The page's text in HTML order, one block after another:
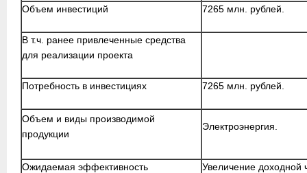
Объем инвестиций 7265 млн. рублей.
В т.ч. ранее привлеченные средства
для реализации проекта
Потребность в инвестициях 7265 млн. рублей.
Объем и виды производимой
продукции
Электроэнергия.
Ожидаемая эффективность
Увеличение доходной